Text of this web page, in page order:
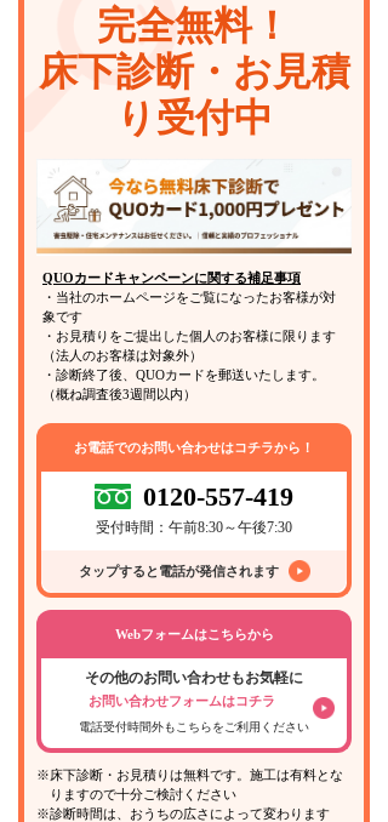
ヤマトシロアリの危険性
ヤマトシロアリ以外のシロアリの種類
ヤマトシロアリの駆除方法
ヤマトシロアリの対策や駆除に困った
ら相談を
完全無料！
床下診断・お見積
り受付中
QUOカードキャンペーンに関する補足事項
・当社のホームページをご覧になったお客様が対
象です
・お見積りをご提出した個人のお客様に限ります
（法人のお客様は対象外）
・診断終了後、QUOカードを郵送いたします。
（概ね調査後3週間以内）
お電話でのお問い合わせはコチラから！
0120-557-419
受付時間：午前8:30～午後7:30
タップすると電話が発信されます
Webフォームはこちらから
その他のお問い合わせもお気軽に
お問い合わせフォームはコチラ
電話受付時間外もこちらをご利用ください
※床下診断・お見積りは無料です。施工は有料とな
りますので十分ご検討ください
※診断時間は、おうちの広さによって変わります